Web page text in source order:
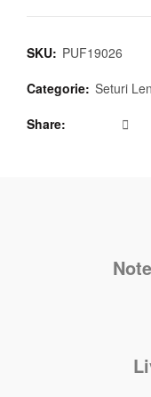
SKU: PUF19026
Categorie: Seturi
Share